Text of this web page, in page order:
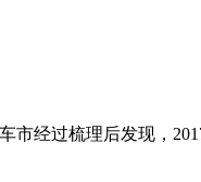
经过梳理后发现，